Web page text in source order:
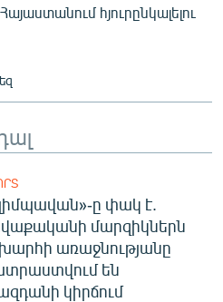
հյուրընկալելու
ը փակ է.
մարզիկներն
առաջնությանը
են
կիրճում